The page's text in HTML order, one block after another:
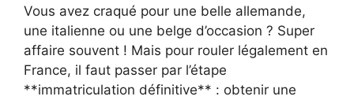
Vous avez craqué pour une belle allemande,
une italienne ou une belge d’occasion ? Super
affaire souvent ! Mais pour rouler légalement en
France, il faut passer par l’étape
**immatriculation définitive** : obtenir une